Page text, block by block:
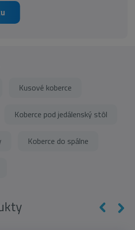
Kusové koberce
Koberce pod jedálenský stôl
Koberce do spálne